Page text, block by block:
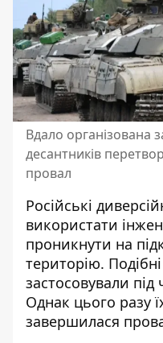
Вдало організована
десантників
провал
Російські
використати
проникнути на
територію.
застосовували під
Однак цього разу
завершилася